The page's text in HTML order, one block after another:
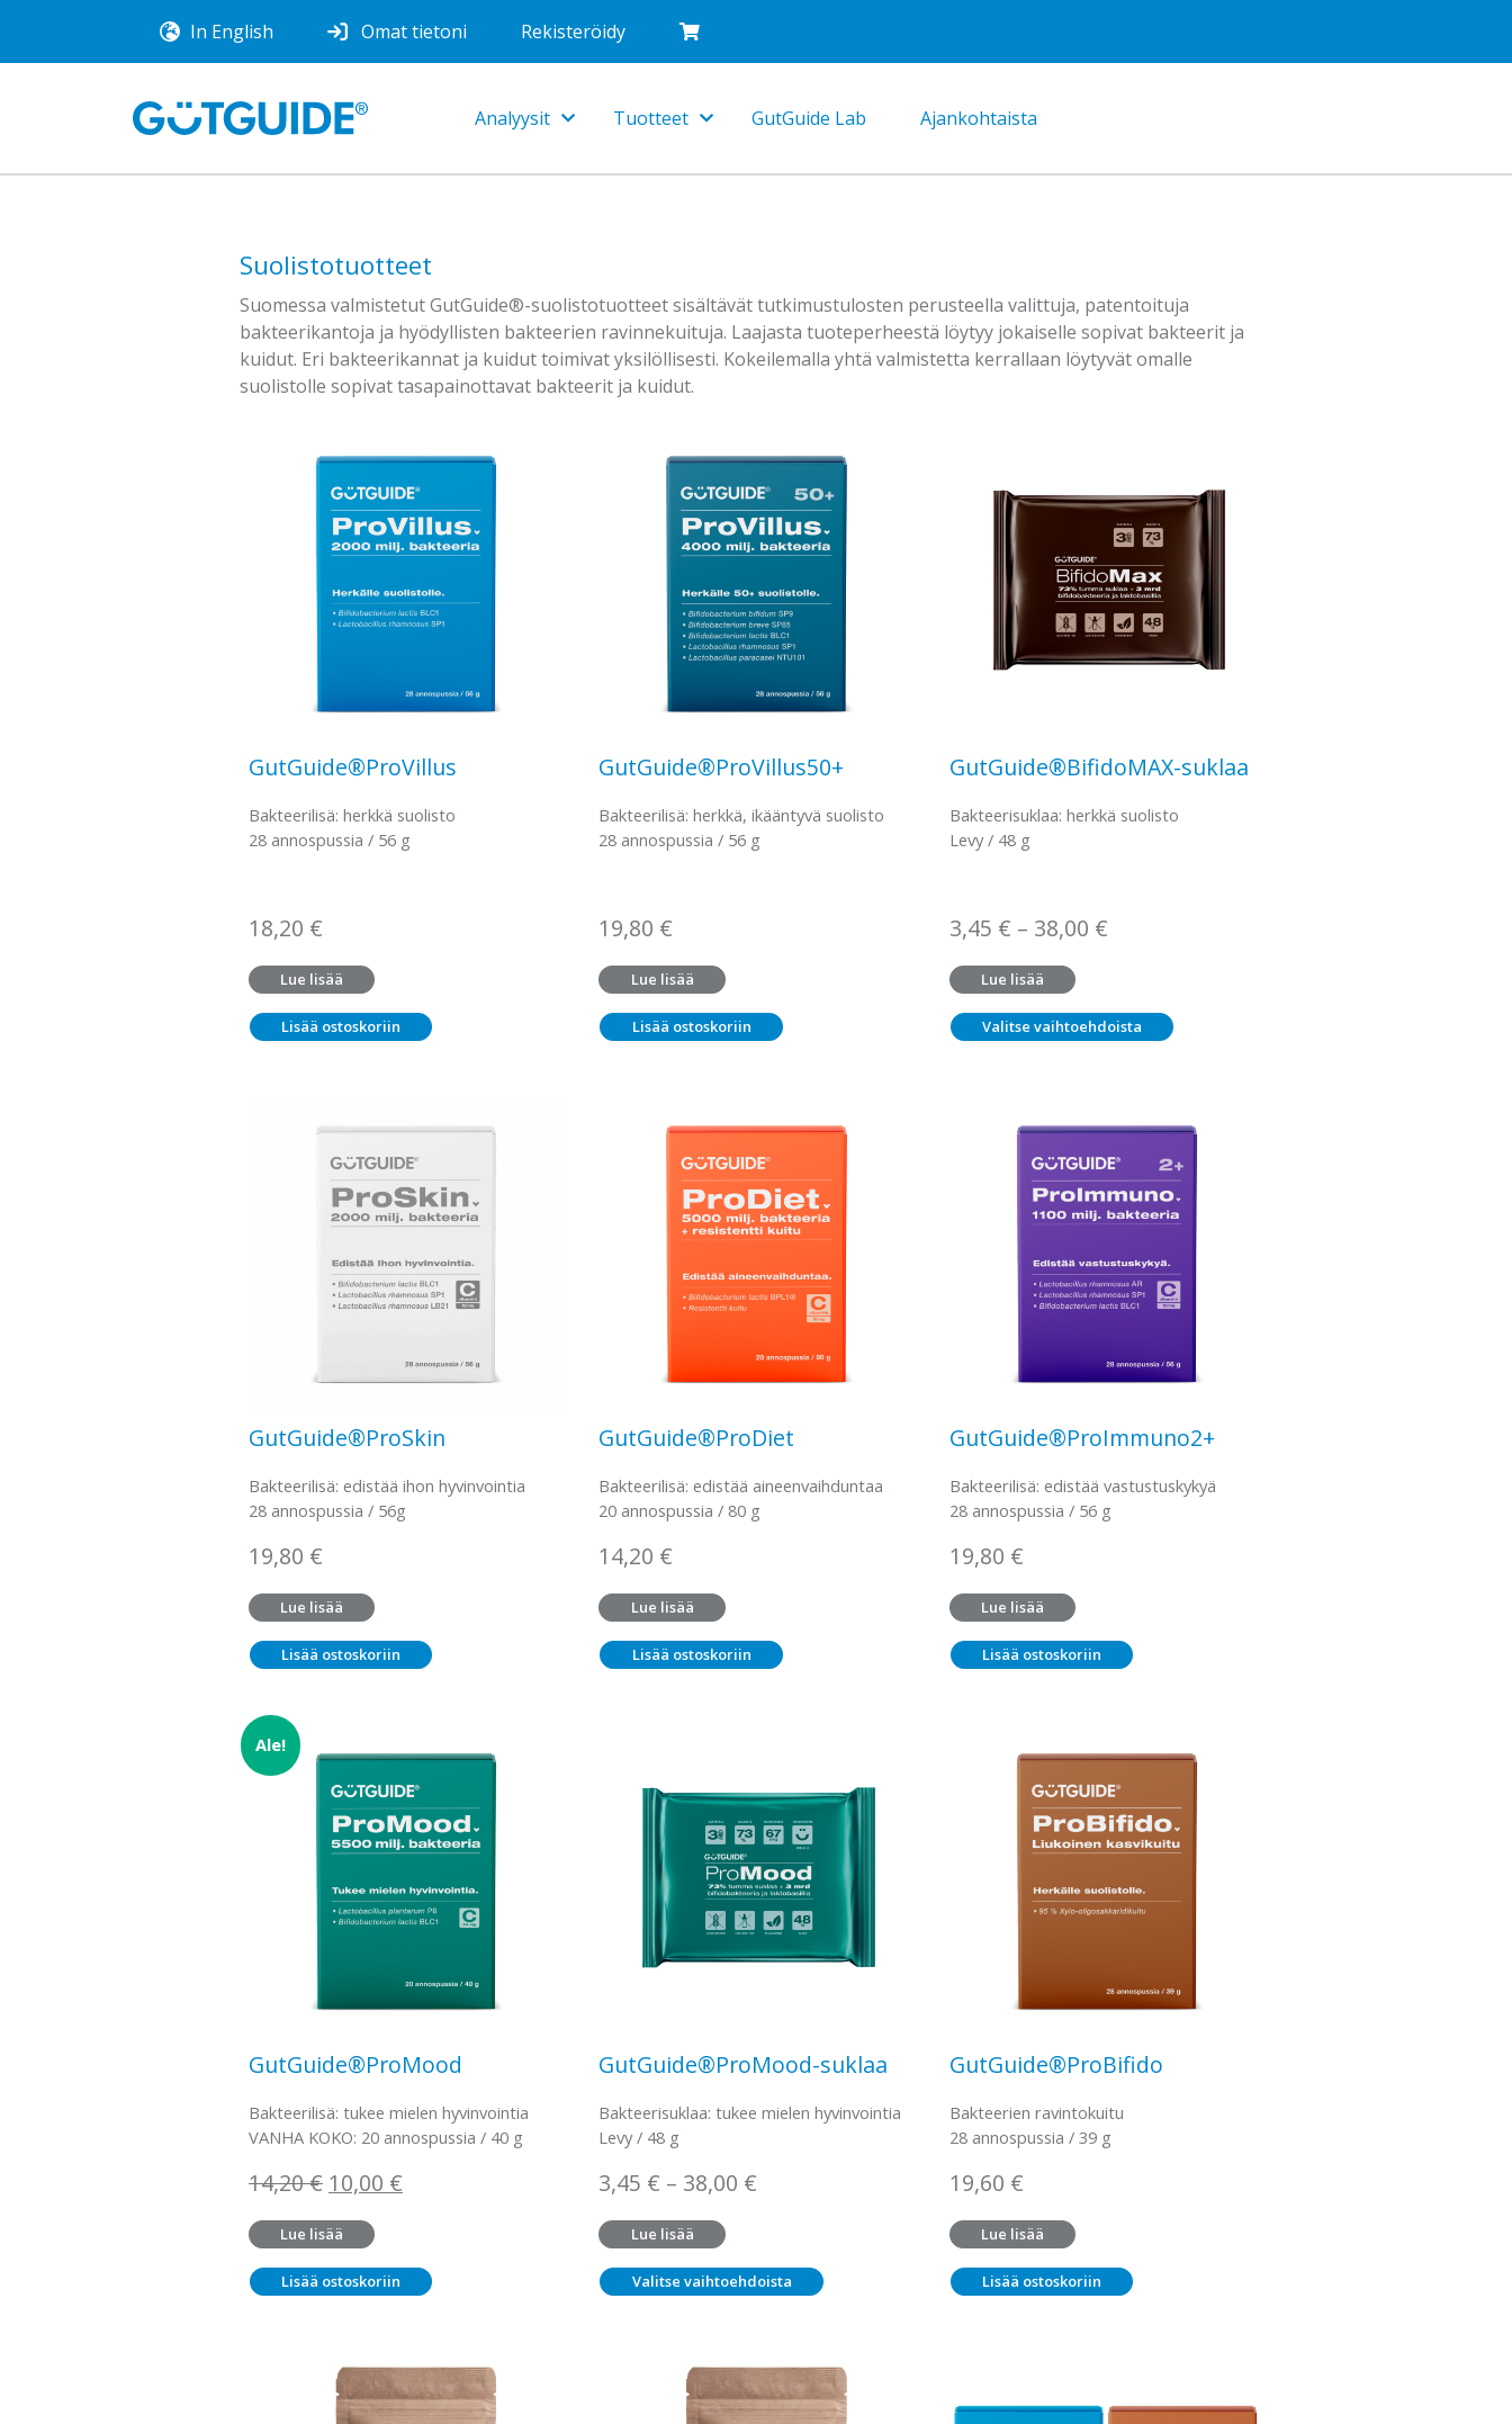
In English Omat tietoni Rekisteröidy
Analyysit
ToggleTuotteet
ToggleGutGuide Lab Ajankohtaista
Suolistotuotteet
Suomessa valmistetut GutGuide®-suolistotuotteet sisältävät tutkimustulosten perusteella valittuja, patentoituja
bakteerikantoja ja hyödyllisten bakteerien ravinnekuituja. Laajasta tuoteperheestä löytyy jokaiselle sopivat bakteerit ja
kuidut. Eri bakteerikannat ja kuidut toimivat yksilöllisesti. Kokeilemalla yhtä valmistetta kerrallaan löytyvät omalle
suolistolle sopivat tasapainottavat bakteerit ja kuidut.
GutGuide®ProVillus
Bakteerilisä: herkkä suolisto
28 annospussia / 56 g
18,20 €
Lue lisää
Lisää ostoskoriin
GutGuide®ProVillus50+
Bakteerilisä: herkkä, ikääntyvä suolisto
28 annospussia / 56 g
19,80 €
Lue lisää
Lisää ostoskoriin
GutGuide®BifidoMAX-suklaa
Bakteerisuklaa: herkkä suolisto
Levy / 48 g
3,45 € – 38,00 €Hintaluokka:
38,00 €
Lue lisää
Valitse vaihtoehdoista
GutGuide®ProSkin
Bakteerilisä: edistää ihon hyvinvointia
28 annospussia / 56g
19,80 €
Lue lisää
Lisää ostoskoriin
GutGuide®ProDiet
Bakteerilisä: edistää aineenvaihduntaa
20 annospussia / 80 g
14,20 €
Lue lisää
Lisää ostoskoriin
GutGuide®ProImmuno2+
Bakteerilisä: edistää vastustuskykyä
28 annospussia / 56 g
19,80 €
Lue lisää
Lisää ostoskoriin
Ale!
GutGuide®ProMood
Bakteerilisä: tukee mielen hyvinvointia
VANHA KOKO: 20 annospussia / 40 g
14,20€ Alkuperäinen
oli:
14,20 €.
10,00 €
10,00 €.
Lue lisää
Lisää ostoskoriin
GutGuide®ProMood-suklaa
Bakteerisuklaa: tukee mielen hyvinvointia
Levy / 48 g
3,45 € – 38,00 €
38,00 €
Lue lisää
Valitse vaihtoehdoista
GutGuide®ProBifido
Bakteerien ravintokuitu
28 annospussia / 39 g
19,60 €
Lue lisää
Lisää ostoskoriin